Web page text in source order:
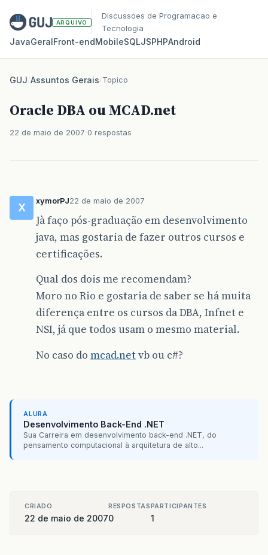
ARQUIVO
Discussoes de Programacao e
Tecnologia
JavaGeralFront‑endMobileSQLJSPHPAndroid
GUJ/Assuntos Gerais/Topico
Oracle DBA ou MCAD.net
22 de maio de 2007 0 respostas
X
xymorPJ22 de maio de 2007
Jà faço pós-graduação em desenvolvimento
java, mas gostaria de fazer outros cursos e
certificações.
Qual dos dois me recomendam?
Moro no Rio e gostaria de saber se há muita
diferença entre os cursos da DBA, Infnet e
NSI, já que todos usam o mesmo material.
No caso do mcad.netvb ou c#?
ALURA
Desenvolvimento Back-End .NET
Sua Carreira em desenvolvimento back-end .NET, do
pensamento computacional à arquitetura de alto...
CRIADO
22 de maio de 2007
RESPOSTAS
0
PARTICIPANTES
1